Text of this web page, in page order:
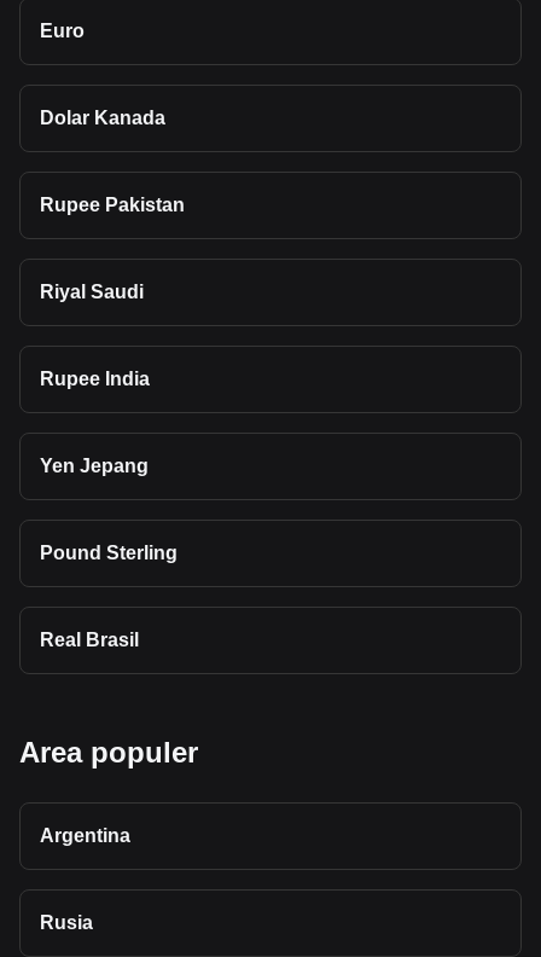
Euro
Dolar Kanada
Rupee Pakistan
Riyal Saudi
Rupee India
Yen Jepang
Pound Sterling
Real Brasil
Area populer
Argentina
Rusia